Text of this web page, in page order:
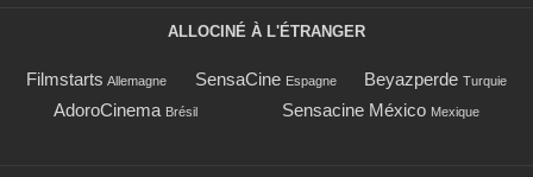
ALLOCINÉ À L'ÉTRANGER
Filmstarts Allemagne SensaCine Espagne Beyazperde Turquie
AdoroCinema Brésil Sensacine México Mexique